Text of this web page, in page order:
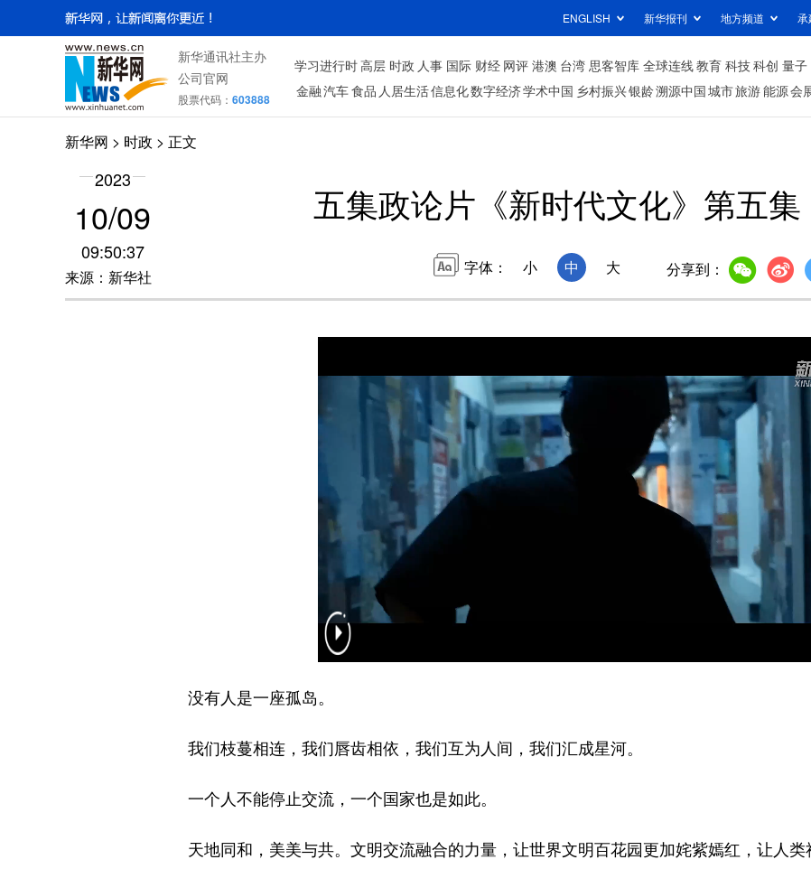
ENGLISH 新华报刊 地方频道 承
新华通讯社主办
公司官网
股票代码： 603888
学习进行时高层 时政 人事 国际 财经 网评 港澳 台湾 思客智库 全球连线教育 科技科创 量子
金融汽车食品 人居生活信息化数字经济学术中国 乡村振兴银龄溯源中国城市旅游能源会
新华网 > 时政 > 正文
2023
10/09
09:50:37
来源：新华社
五集政论片《新时代文化》第五集
字体： 小 中 大 分享到：
没有人是一座孤岛。
我们枝蔓相连，我们唇齿相依，我们互为人间，我们汇成星河。
一个人不能停止交流，一个国家也是如此。
天地同和，美美与共。文明交流融合的力量，让世界文明百花园更加姹紫嫣红，让人类